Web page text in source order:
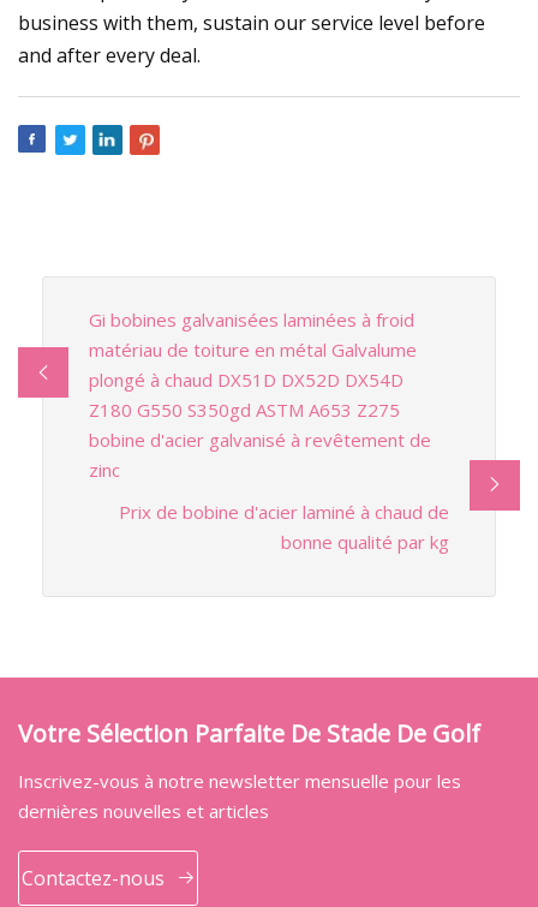
business with them, sustain our service level before
and after every deal.
Gi bobines galvanisées laminées à froid
matériau de toiture en métal Galvalume
plongé à chaud DX51D DX52D DX54D
Z180 G550 S350gd ASTM A653 Z275
bobine d'acier galvanisé à revêtement de
zinc
Prix ​​de bobine d'acier laminé à chaud de
bonne qualité par kg
Votre Sélection Parfaite De Stade De Golf
Inscrivez-vous à notre newsletter mensuelle pour les
dernières nouvelles et articles
Contactez-nous